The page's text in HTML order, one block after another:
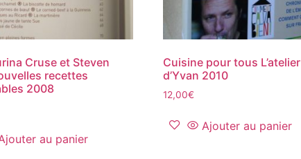
Cruse et Steven
recettes
2008
au panier
Cuisine pour tous L’atelier
d’Yvan 2010
12,00€
Ajouter au panier